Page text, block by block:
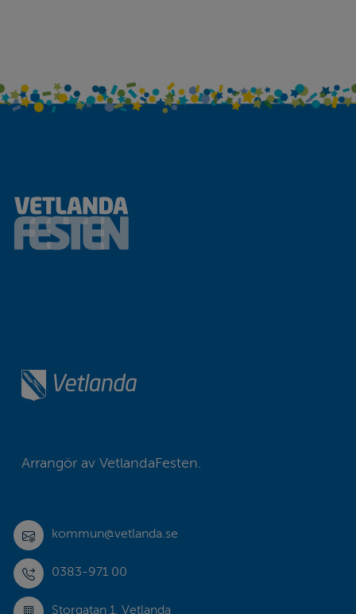
Arrangör av VetlandaFesten.
kommun@vetlanda.se
0383-971 00
Storgatan 1, Vetlanda